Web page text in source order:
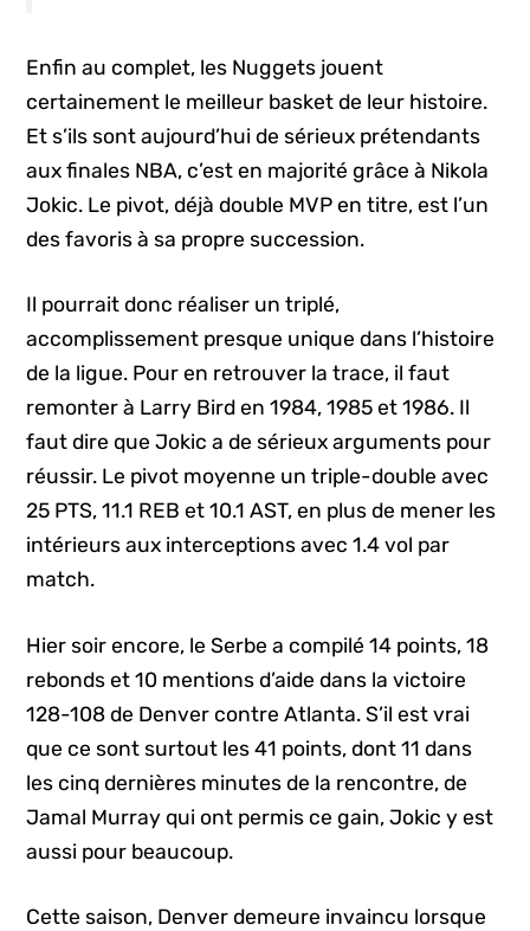
Enfin au complet, les Nuggets jouent
certainement le meilleur basket de leur histoire.
Et s’ils sont aujourd’hui de sérieux prétendants
aux finales NBA, c’est en majorité grâce à Nikola
Jokic. Le pivot, déjà double MVP en titre, est l’un
des favoris à sa propre succession.
Il pourrait donc réaliser un triplé,
accomplissement presque unique dans l’histoire
de la ligue. Pour en retrouver la trace, il faut
remonter à Larry Bird en 1984, 1985 et 1986. Il
faut dire que Jokic a de sérieux arguments pour
réussir. Le pivot moyenne un triple-double avec
25 PTS, 11.1 REB et 10.1 AST, en plus de mener les
intérieurs aux interceptions avec 1.4 vol par
match.
Hier soir encore, le Serbe a compilé 14 points, 18
rebonds et 10 mentions d’aide dans la victoire
128-108 de Denver contre Atlanta. S’il est vrai
que ce sont surtout les 41 points, dont 11 dans
les cinq dernières minutes de la rencontre, de
Jamal Murray qui ont permis ce gain, Jokic y est
aussi pour beaucoup.
Cette saison, Denver demeure invaincu lorsque